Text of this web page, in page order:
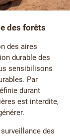
des forêts
des aires
durable des
sensibilisons
Par
durant
est interdite,
des